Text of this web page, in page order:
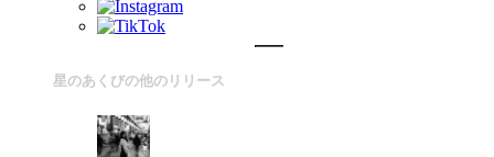
星のあくびの他のリリース